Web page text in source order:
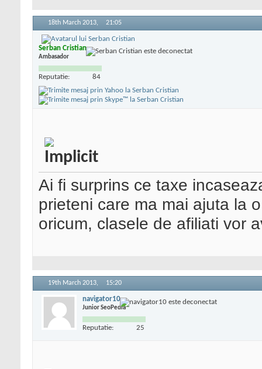
18th March 2013, 21:05
Serban Cristian
Ambasador
Reputatie: 84
Ai fi surprins ce taxe
prieteni care ma mai ajuta la
oricum, clasele de afiliati vor
19th March 2013, 15:20
navigator10
Junior SeoPedia
Reputatie: 25